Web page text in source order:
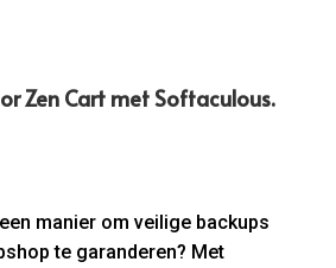
Zen Cart met Softaculous.​
manier om veilige backups
te garanderen? Met